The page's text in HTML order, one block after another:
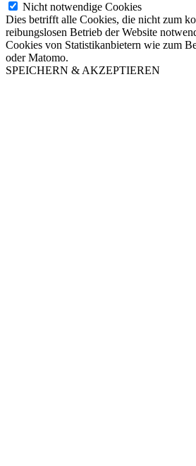
Nicht notwendige Cookies
Dies betrifft alle Cookies, die nicht zum
reibungslosen Betrieb der Website
Cookies von Statistikanbietern wie zum
oder Matomo.
SPEICHERN & AKZEPTIEREN